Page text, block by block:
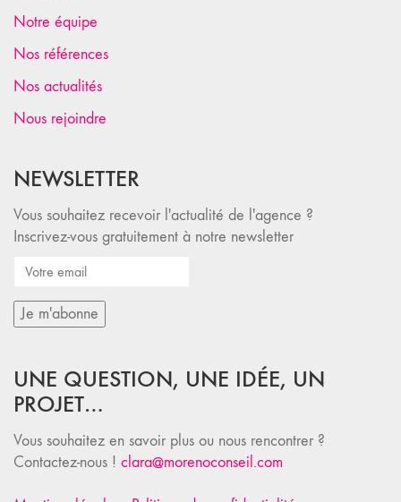
Notre équipe
Nos références
Nos actualités
Nous rejoindre
NEWSLETTER
Vous souhaitez recevoir l'actualité de l'agence ?
Inscrivez-vous gratuitement à notre newsletter
UNE QUESTION, UNE IDÉE, UN
PROJET…
Vous souhaitez en savoir plus ou nous rencontrer ?
Contactez-nous ! clara@morenoconseil.com